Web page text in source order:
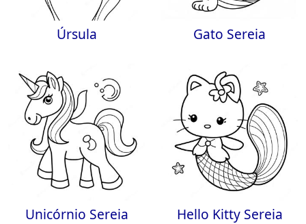
Úrsula Gato Sereia
Unicórnio Sereia Hello Kitty Sereia